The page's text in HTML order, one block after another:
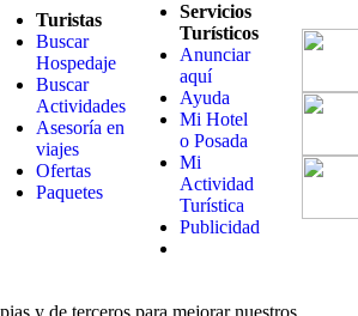
Turistas
Buscar
Hospedaje
Buscar
Actividades
Asesoría en
viajes
Ofertas
Paquetes
Servicios
Turísticos
Anunciar
aquí
Ayuda
Mi Hotel
o Posada
Mi
Actividad
Turística
Publicidad
y de terceros para mejorar nuestros